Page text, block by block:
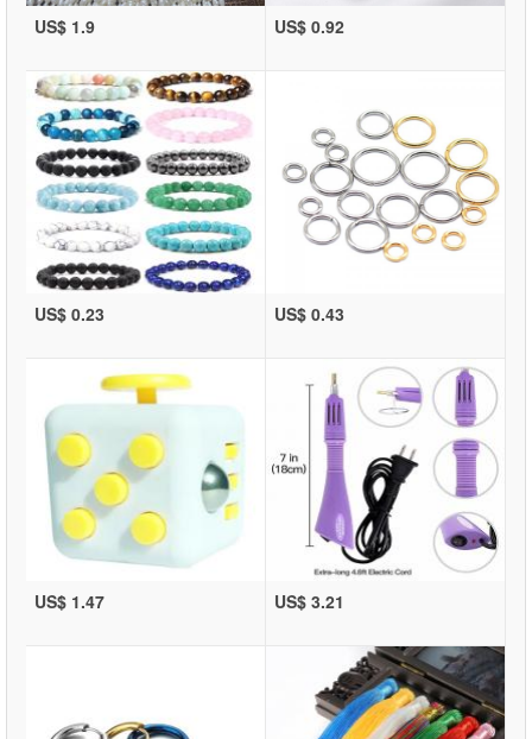
US$ 1.9 US$ 0.92
US$ 0.23 US$ 0.43
US$ 1.47 US$ 3.21